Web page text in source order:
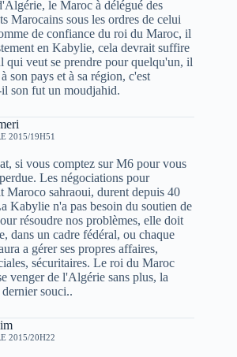
le Maroc à délégué des
Marocains sous les ordres de celui
de confiance du roi du Maroc, il
en Kabylie, cela devrait suffire
qui veut se prendre pour quelqu'un, il
son pays et à sa région, c'est
son fut un moudjahid.
2015/19H51
si vous comptez sur M6 pour vous
Les négociations pour
Maroco sahraoui, durent depuis 40
Kabylie n'a pas besoin du soutien de
résoudre nos problèmes, elle doit
dans un cadre fédéral, ou chaque
a gérer ses propres affaires,
sécuritaires. Le roi du Maroc
venger de l'Algérie sans plus, la
souci..
2015/20H22